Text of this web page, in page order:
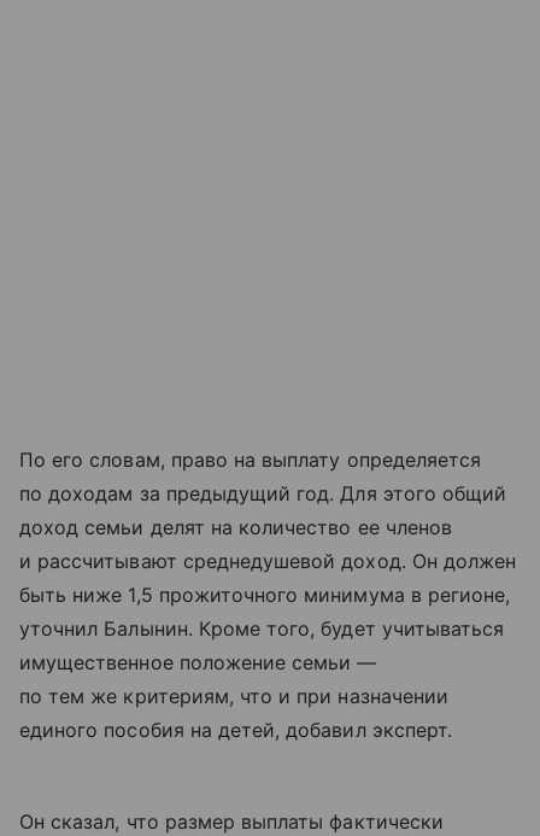
По его словам, право на выплату определяется
по доходам за предыдущий год. Для этого общий
доход семьи делят на количество ее членов
и рассчитывают среднедушевой доход. Он должен
быть ниже 1,5 прожиточного минимума в регионе,
уточнил Балынин. Кроме того, будет учитываться
имущественное положение семьи —
по тем же критериям, что и при назначении
единого пособия на детей, добавил эксперт.
Он сказал, что размер выплаты фактически